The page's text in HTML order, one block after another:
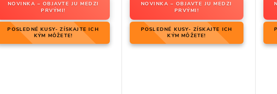
NOVINKA – OBJAVTE JU MEDZI
PRVÝMI!
POSLEDNÉ KUSY- ZÍSKAJTE ICH
KÝM MÔŽETE!
NOVINKA – OBJAVTE JU MEDZI
PRVÝMI!
POSLEDNÉ KUSY- ZÍSKAJTE ICH
KÝM MÔŽETE!